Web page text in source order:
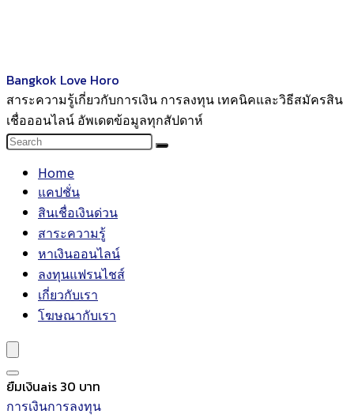
Bangkok Love Horo
สาระความรู้เกี่ยวกับการเงิน การลงทุน เทคนิคและวิธีสมัครสิน
เชื่อออนไลน์ อัพเดตข้อมูลทุกสัปดาห์
Home
แคปชั่น
สินเชื่อเงินด่วน
สาระความรู้
หาเงินออนไลน์
ลงทุนแฟรนไชส์
เกี่ยวกับเรา
โฆษณากับเรา
ยืมเงินais 30 บาท
การเงินการลงทุน